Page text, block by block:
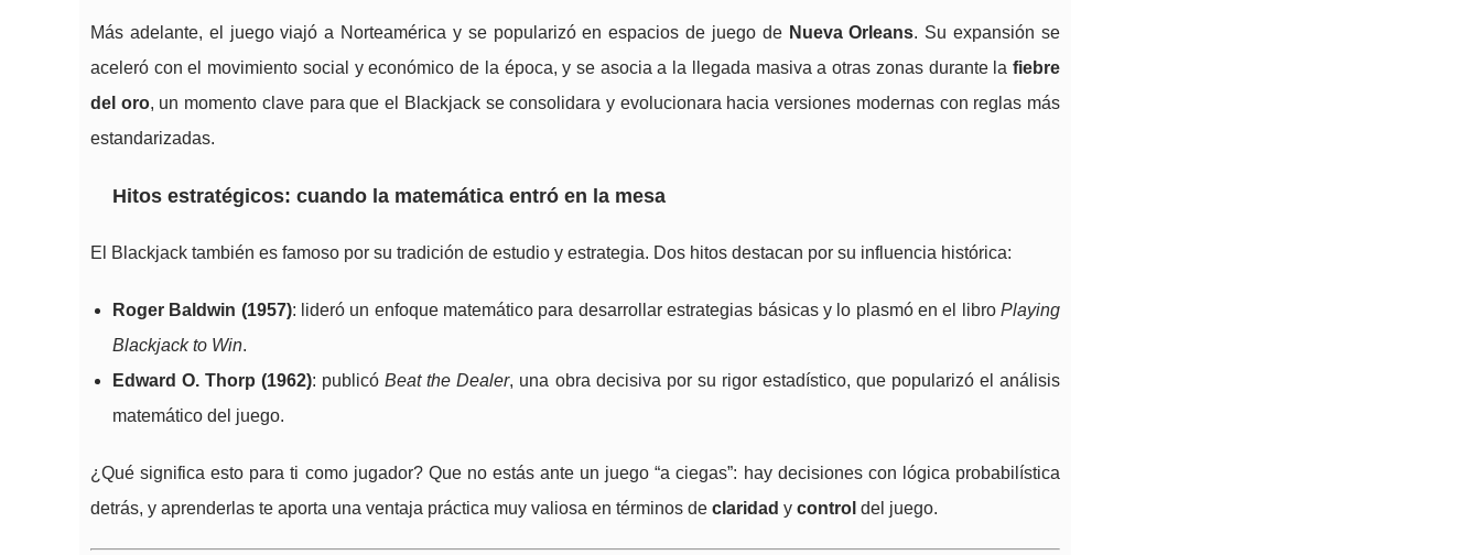
Más adelante, el juego viajó a Norteamérica y se popularizó en espacios de juego de Nueva Orleans. Su expansión se
aceleró con el movimiento social y económico de la época, y se asocia a la llegada masiva a otras zonas durante la fiebre
del oro, un momento clave para que el Blackjack se consolidara y evolucionara hacia versiones modernas con reglas más
estandarizadas.
Hitos estratégicos: cuando la matemática entró en la mesa
El Blackjack también es famoso por su tradición de estudio y estrategia. Dos hitos destacan por su influencia histórica:
Roger Baldwin (1957): lideró un enfoque matemático para desarrollar estrategias básicas y lo plasmó en el libroPlaying
Blackjack to Win.
Edward O. Thorp (1962): publicóBeat the Dealer, una obra decisiva por su rigor estadístico, que popularizó el análisis
matemático del juego.
¿Qué significa esto para ti como jugador? Que no estás ante un juego “a ciegas”: hay decisiones con lógica probabilística
detrás, y aprenderlas te aporta una ventaja práctica muy valiosa en términos de claridad y control del juego.